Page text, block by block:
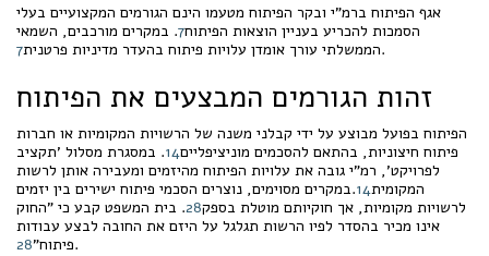
אגף הפיתוח ברמ"י ובקר הפיתוח מטעמו הינם הגורמים המקצועיים בעלי
הסמכות להכריע בעניין הוצאות הפיתוח7. במקרים מורכבים, השמאי
הממשלתי עורך אומדן עלויות פיתוח בהעדר מדיניות פרטנית7 .
זהות הגורמים המבצעים את הפיתוח
הפיתוח בפועל מבוצע על ידי קבלני משנה של הרשויות המקומיות או חברות
פיתוח חיצוניות, בהתאם להסכמים מוניציפליים14. במסגרת מסלול 'תקציב
לפרויקט', רמ"י גובה את עלויות הפיתוח מהיזמים ומעבירה אותן לרשות
המקומית14.במקרים מסוימים, נוצרים הסכמי פיתוח ישירים בין יזמים
לרשויות מקומיות, אך חוקיותם מוטלת בספק28. בית המשפט קבע כי "החוק
אינו מכיר בהסדר לפיו הרשות תגלגל על היזם את החובה לבצע עבודות
פיתוח"28 .